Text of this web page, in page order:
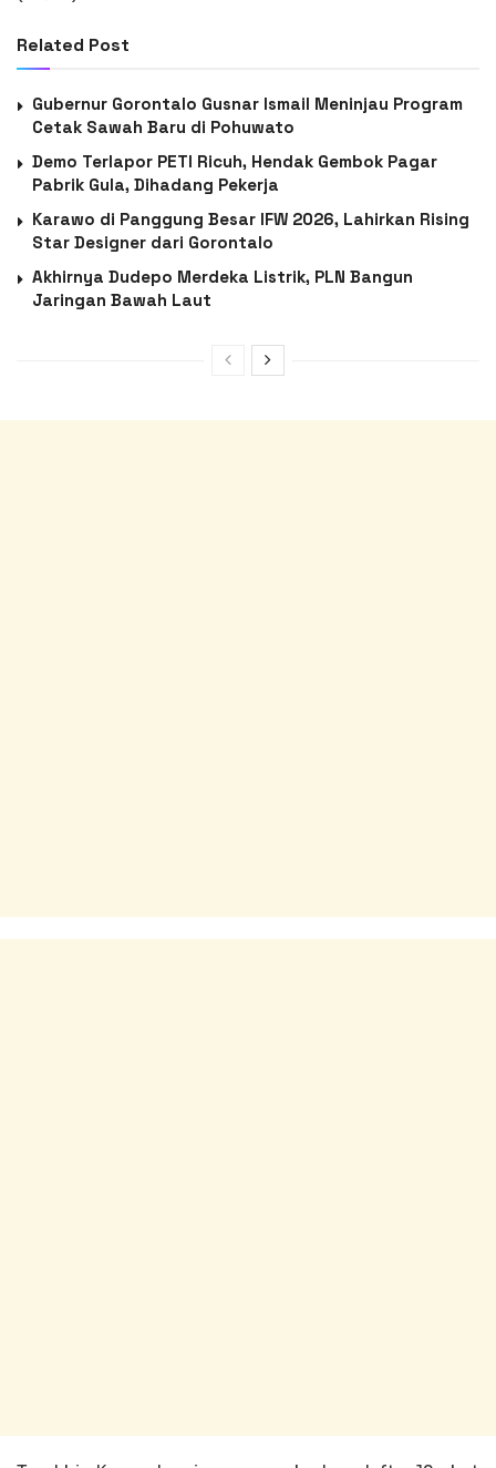
Related Post
Gubernur Gorontalo Gusnar Ismail Meninjau Program
Cetak Sawah Baru di Pohuwato
Demo Terlapor PETI Ricuh, Hendak Gembok Pagar
Pabrik Gula, Dihadang Pekerja
Karawo di Panggung Besar IFW 2026, Lahirkan Rising
Star Designer dari Gorontalo
Akhirnya Dudepo Merdeka Listrik, PLN Bangun
Jaringan Bawah Laut